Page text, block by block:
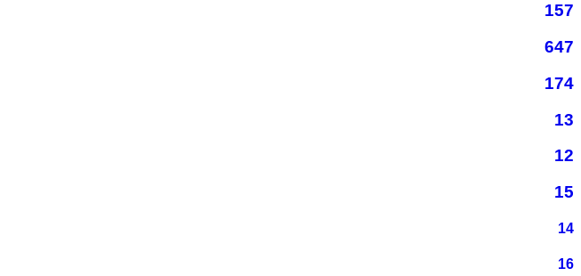
157
647
174
13
12
15
14
16